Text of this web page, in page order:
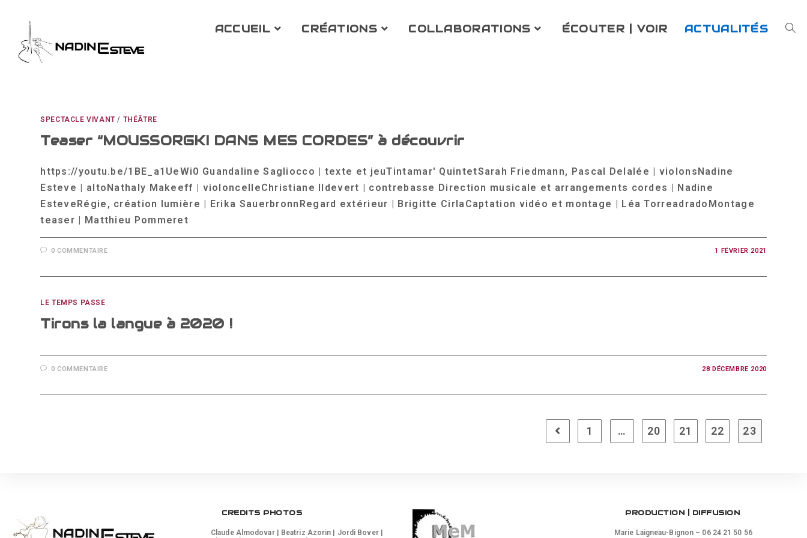
content
ACCUEIL CRÉATIONS COLLABORATIONS ÉCOUTER | VOIR ACTUALITÉS
SPECTACLE VIVANT/ THÉÂTRE
Teaser “MOUSSORGKI DANS MES CORDES” à découvrir
https://youtu.be/1BE_a1UeWi0 Guandaline Sagliocco | texte et jeuTintamar' QuintetSarah Friedmann, Pascal Delalée | violonsNadine
Esteve | altoNathaly Makeeff | violoncelleChristiane Ildevert | contrebasse Direction musicale et arrangements cordes | Nadine
EsteveRégie, création lumière | Erika SauerbronnRegard extérieur | Brigitte CirlaCaptation vidéo et montage | Léa TorreadradoMontage
teaser | Matthieu Pommeret
0 COMMENTAIRE 1 FÉVRIER 2021
LE TEMPS PASSE
Tirons la langue à 2020 !
0 COMMENTAIRE 28 DÉCEMBRE 2020
Go to the previous page
1 … 20 21 22 23
CREDITS PHOTOS
Claude Almodovar | Beatriz Azorin | Jordi Bover |
PRODUCTION | DIFFUSION
Marie Laigneau-Bignon – 06 24 21 50 56